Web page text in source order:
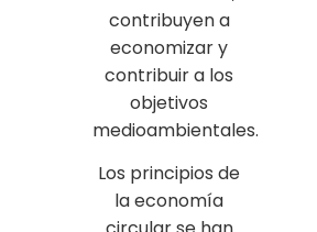
contribuyen a
economizar y
contribuir a los
objetivos
medioambientales.
Los principios de
la economía